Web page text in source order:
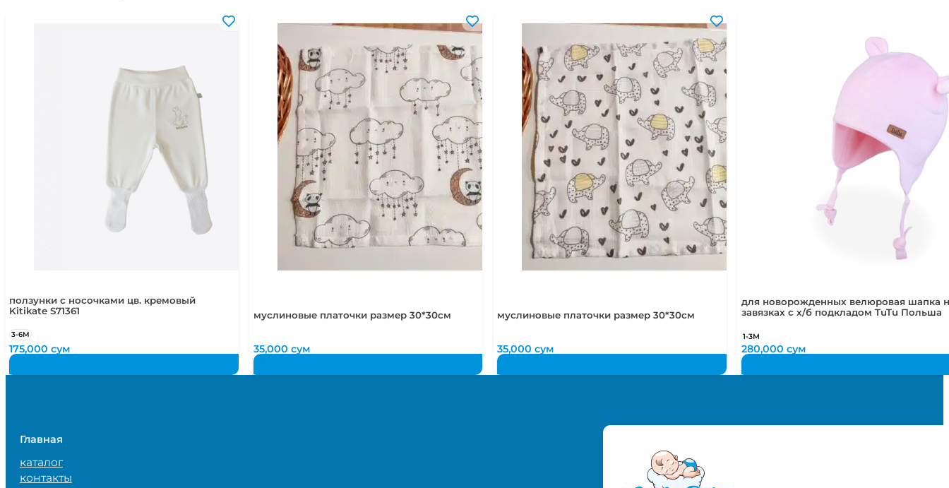
3-4 года 98-104 см
4-5 лет 104-110 см
5-6 лет 110-116 см
ползунки с носочками цв. кремовый
Kitikate S71361
3-6М
175,000сум
муслиновые платочки размер 30*30см
35,000 сум
муслиновые платочки размер 30*30см
35,000сум
для новорожденных велюровая шапка
завязках с х/б подкладом TuTu Польша
1-3М
280,000 сум
Главная
каталог
контакты